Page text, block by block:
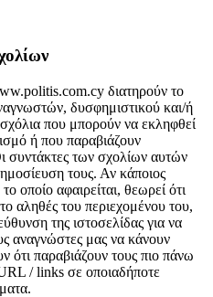
διατηρούν το
δυσφημιστικού και/ή
που μπορούν να εκληφθεί
ή που παραβιάζουν
συντάκτες των σχολίων αυτών
τους. Αν κάποιος
οποίο αφαιρείται, θεωρεί ότι
αληθές του περιεχομένου του,
της ιστοσελίδας για να
αναγνώστες μας να κάνουν
ότι παραβιάζουν τους πιο πάνω
/ links σε οποιαδήποτε